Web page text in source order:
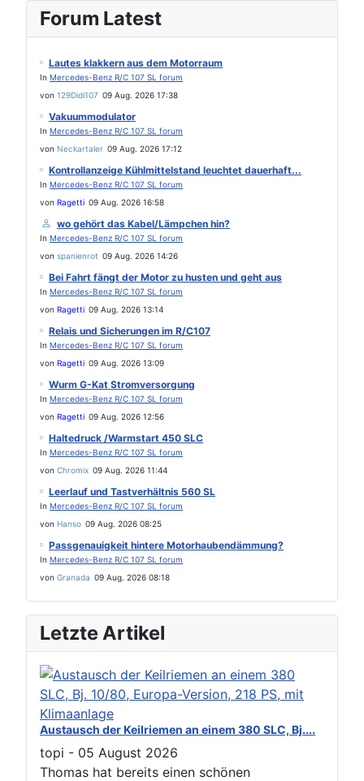
Forum Latest
Lautes klakkern aus dem Motorraum
In Mercedes-Benz R/C 107 SL forum
von 129Didi107 09 Aug. 2026 17:38
Vakuummodulator
In Mercedes-Benz R/C 107 SL forum
von Neckartaler 09 Aug. 2026 17:12
Kontrollanzeige Kühlmittelstand leuchtet dauerhaft...
In Mercedes-Benz R/C 107 SL forum
von Ragetti 09 Aug. 2026 16:58
wo gehört das Kabel/Lämpchen hin?
In Mercedes-Benz R/C 107 SL forum
von spanienrot 09 Aug. 2026 14:26
Bei Fahrt fängt der Motor zu husten und geht aus
In Mercedes-Benz R/C 107 SL forum
von Ragetti 09 Aug. 2026 13:14
Relais und Sicherungen im R/C107
In Mercedes-Benz R/C 107 SL forum
von Ragetti 09 Aug. 2026 13:09
Wurm G-Kat Stromversorgung
In Mercedes-Benz R/C 107 SL forum
von Ragetti 09 Aug. 2026 12:56
Haltedruck /Warmstart 450 SLC
In Mercedes-Benz R/C 107 SL forum
von Chromix 09 Aug. 2026 11:44
Leerlauf und Tastverhältnis 560 SL
In Mercedes-Benz R/C 107 SL forum
von Hanso 09 Aug. 2026 08:25
Passgenauigkeit hintere Motorhaubendämmung?
In Mercedes-Benz R/C 107 SL forum
von Granada 09 Aug. 2026 08:18
Letzte Artikel
Austausch der Keilriemen an einem 380 SLC, Bj....
topi - 05 August 2026
Thomas hat bereits einen schönen